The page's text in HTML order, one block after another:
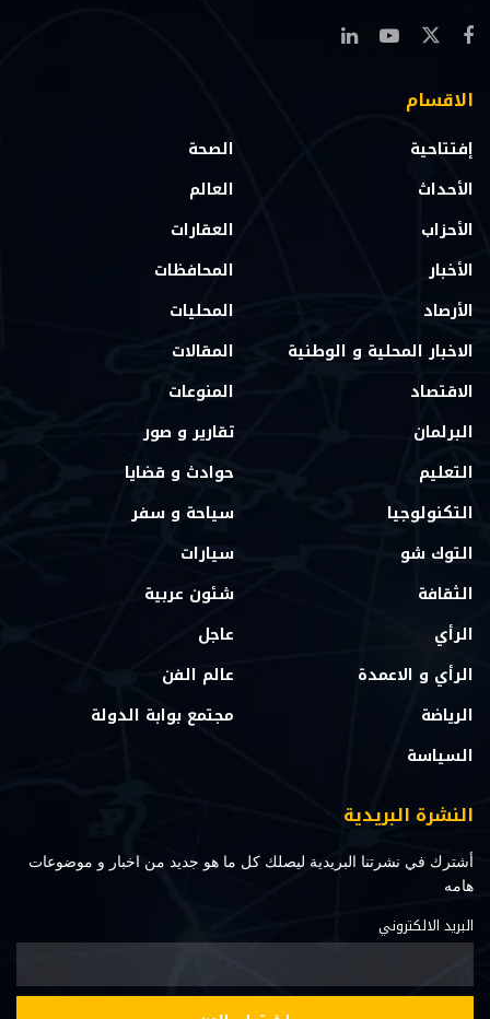
الاقسام
إفتتاحية
الأحداث
الأحزاب
الأخبار
الأرصاد
الاخبار المحلية و الوطنية
الاقتصاد
البرلمان
التعليم
التكنولوجيا
التوك شو
الثقافة
الرأي
الرأي و الاعمدة
الرياضة
السياسة
الصحة
العالم
العقارات
المحافظات
المحليات
المقالات
المنوعات
تقارير و صور
حوادث و قضايا
سياحة و سفر
سيارات
شئون عربية
عاجل
عالم الفن
مجتمع بوابة الدولة
النشرة البريدية
أشترك في نشرتنا البريدية ليصلك كل ما هو جديد من اخبار و موضوعات
هامه
البريد الالكتروني